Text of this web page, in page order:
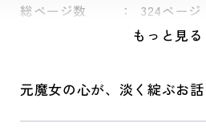
総ページ数 324ページ
もっと見る
元魔女の心が、淡く綻ぶお話